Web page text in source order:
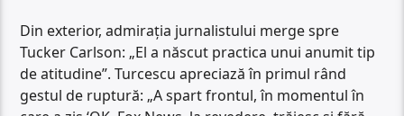
Din exterior, admirația jurnalistului merge spre
Tucker Carlson: „El a născut practica unui anumit tip
de atitudine”. Turcescu apreciază în primul rând
gestul de ruptură: „A spart frontul, în momentul în